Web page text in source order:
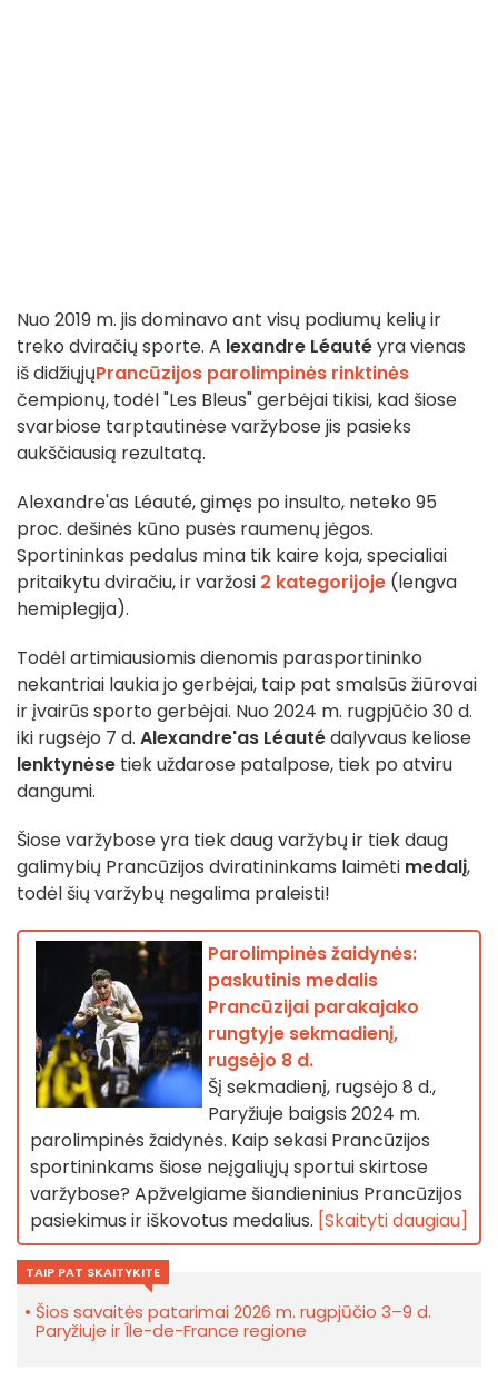
Nuo 2019 m. jis dominavo ant visų podiumų kelių ir
treko dviračių sporte. A lexandre Léautéyra vienas
iš didžiųjųPrancūzijos parolimpinės rinktinės
čempionų, todėl "Les Bleus" gerbėjai tikisi, kad šiose
svarbiose tarptautinėse varžybose jis pasieks
aukščiausią rezultatą.
Alexandre'as Léauté, gimęs po insulto, neteko 95
proc. dešinės kūno pusės raumenų jėgos.
Sportininkas pedalus mina tik kaire koja, specialiai
pritaikytu dviračiu, ir varžosi 2 kategorijoje (lengva
hemiplegija).
Todėl artimiausiomis dienomis parasportininko
nekantriai laukia jo gerbėjai, taip pat smalsūs žiūrovai
ir įvairūs sporto gerbėjai. Nuo 2024 m. rugpjūčio 30 d.
iki rugsėjo 7 d. Alexandre'as Léautédalyvaus keliose
lenktynėse tiek uždarose patalpose, tiek po atviru
dangumi.
Šiose varžybose yra tiek daug varžybų ir tiek daug
galimybių Prancūzijos dviratininkams laimėti medalį,
todėl šių varžybų negalima praleisti!
Parolimpinės žaidynės:
paskutinis medalis
Prancūzijai parakajako
rungtyje sekmadienį,
rugsėjo 8 d.
Šį sekmadienį, rugsėjo 8 d.,
Paryžiuje baigsis 2024 m.
parolimpinės žaidynės. Kaip sekasi Prancūzijos
sportininkams šiose neįgaliųjų sportui skirtose
varžybose? Apžvelgiame šiandieninius Prancūzijos
pasiekimus ir iškovotus medalius. [Skaityti daugiau]
TAIP PAT SKAITYKITE
Šios savaitės patarimai 2026 m. rugpjūčio 3–9 d.
Paryžiuje ir Île-de-France regione